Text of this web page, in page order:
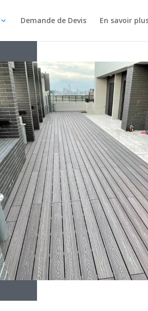
Demande de Devis En savoir